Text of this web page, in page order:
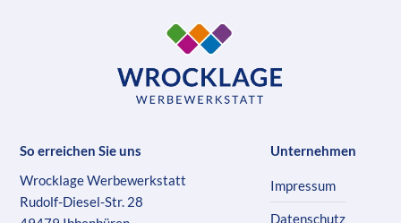
So erreichen Sie uns
Wrocklage Werbewerkstatt
Rudolf-Diesel-Str. 28
Unternehmen
Impressum
Datenschutz